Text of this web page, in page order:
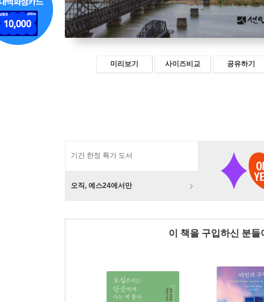
미리보기 사이즈비교 공유하기
기간 한정 특가 도서
오직, 예스24에서만
이 책을 구입하신 분